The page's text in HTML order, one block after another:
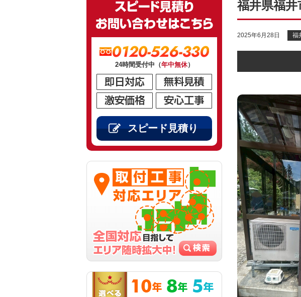
福井県福
2025年6月28日 福
0120-526-330
24時間受付中（年中無休）
スピード見積り